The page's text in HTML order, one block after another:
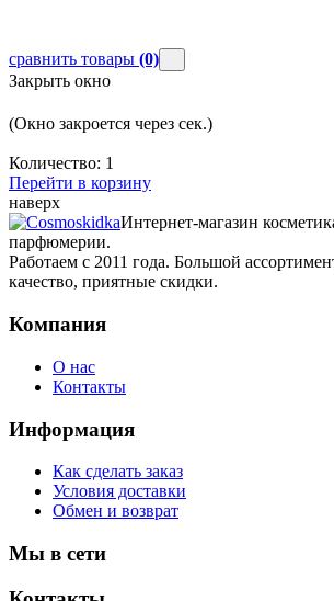
сравнить товары (0)
Закрыть окно
(Окно закроется через сек.)
Количество: 1
Перейти в корзину
наверх
Интернет-магазин
парфюмерии.
Работаем с 2011 года. Большой
качество, приятные скидки.
Компания
О нас
Контакты
Информация
Как сделать заказ
Условия доставки
Обмен и возврат
Мы в сети